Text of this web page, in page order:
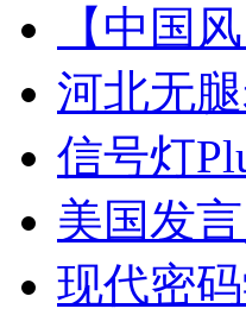
【中国
河北无
信号灯
美国发
现代密